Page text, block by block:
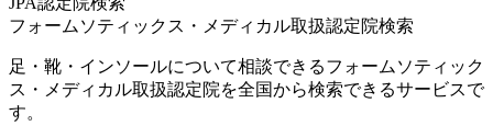
フォームソティックス・メディカル取扱認定院検索
足・靴・インソールについて相談できるフォームソティック
ス・メディカル取扱認定院を全国から検索できるサービスで
す。